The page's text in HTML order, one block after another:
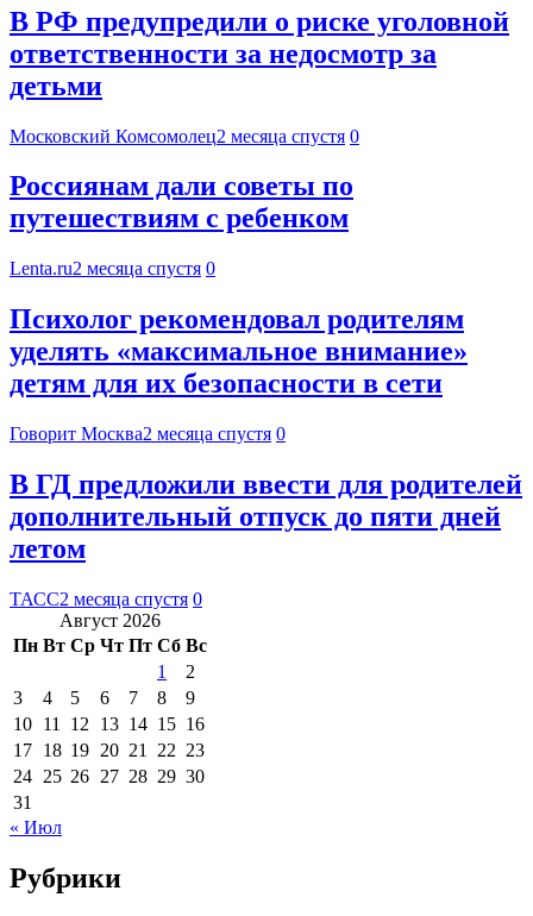
В РФ предупредили о риске уголовной
ответственности за недосмотр за
детьми
Московский Комсомолец2 месяца спустя 0
Россиянам дали советы по
путешествиям с ребенком
Lenta.ru2 месяца спустя 0
Психолог рекомендовал родителям
уделять «максимальное внимание»
детям для их безопасности в сети
Говорит Москва2 месяца спустя 0
В ГД предложили ввести для родителей
дополнительный отпуск до пяти дней
летом
ТАСС2 месяца спустя 0
Август 2026
Пн Вт Ср Чт Пт Сб Вс
1
2
3
4 5 6 7 8
9
10 11 12 13 14 15 16
17 18 19 20 21 22 23
24 25 26 27 28 29 30
31
« Июл
Рубрики